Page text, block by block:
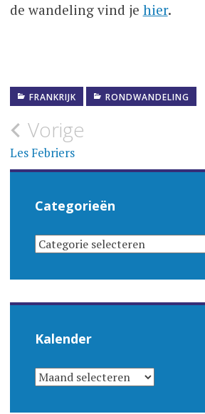
de wandeling vind je hier.
FRANKRIJK RONDWANDELING
Bericht
navigatie
Vorige
Les Febriers
Categorieën
CATEGORIEËN
Kalender
KALENDER